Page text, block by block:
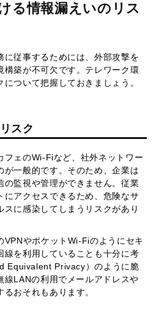
る情報漏えいのリス
に従事するためには、外部攻撃を
構築が不可欠です。テレワーク環
ついて把握しておきましょう。
スク
フェのWi-Fiなど、社外ネットワー
が一般的です。そのため、企業は
の監視や管理ができません。従業
にアクセスできるため、危険なサ
スに感染してしまうリスクがあり
VPNやポケットWi-Fiのようにセキ
線を利用していることも十分に考
Equivalent Privacy）のように脆
線LANの利用でメールアドレスや
おそれもあります。